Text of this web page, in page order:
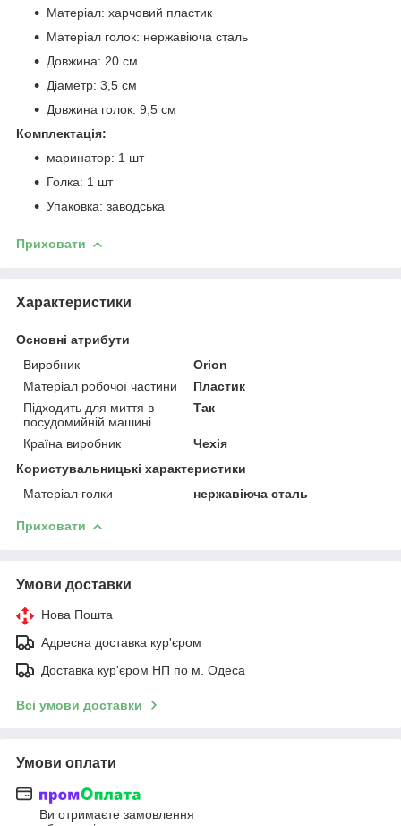
Матеріал: харчовий пластик
Матеріал голок: нержавіюча сталь
Довжина: 20 см
Діаметр: 3,5 см
Довжина голок: 9,5 см
Комплектація:
маринатор: 1 шт
Голка: 1 шт
Упаковка: заводська
Приховати
Характеристики
Основні атрибути
Виробник
Orion
Матеріал робочої частини
Пластик
Підходить для миття в
посудомийній машині
Так
Країна виробник
Чехія
Користувальницькі характеристики
Матеріал голки
нержавіюча сталь
Приховати
Умови доставки
Нова Пошта
Адресна доставка кур'єром
Доставка кур'єром НП по м. Одеса
Всі умови доставки
Умови оплати
Ви отримаєте замовлення